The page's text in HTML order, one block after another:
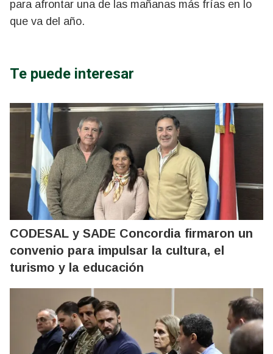
para afrontar una de las mañanas más frías en lo
que va del año.
Te puede interesar
CODESAL y SADE Concordia firmaron un
convenio para impulsar la cultura, el
turismo y la educación